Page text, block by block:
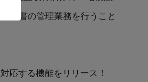
約書の管理業務を行うこと
応する機能をリリース！